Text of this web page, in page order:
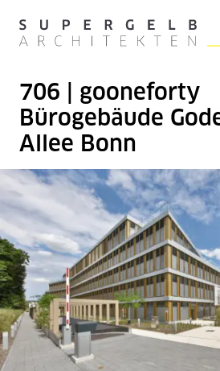
Zur Startseite navigieren
706 | gooneforty
Bürogebäude
Allee Bonn